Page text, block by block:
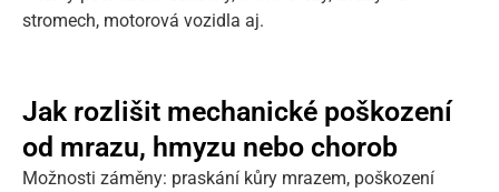
stromech, motorová vozidla aj.
Jak rozlišit mechanické poškození
od mrazu, hmyzu nebo chorob
Možnosti záměny: praskání kůry mrazem, poškození